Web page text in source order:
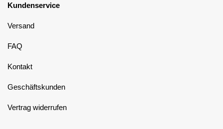
Kundenservice
Versand
FAQ
Kontakt
Geschäftskunden
Vertrag widerrufen